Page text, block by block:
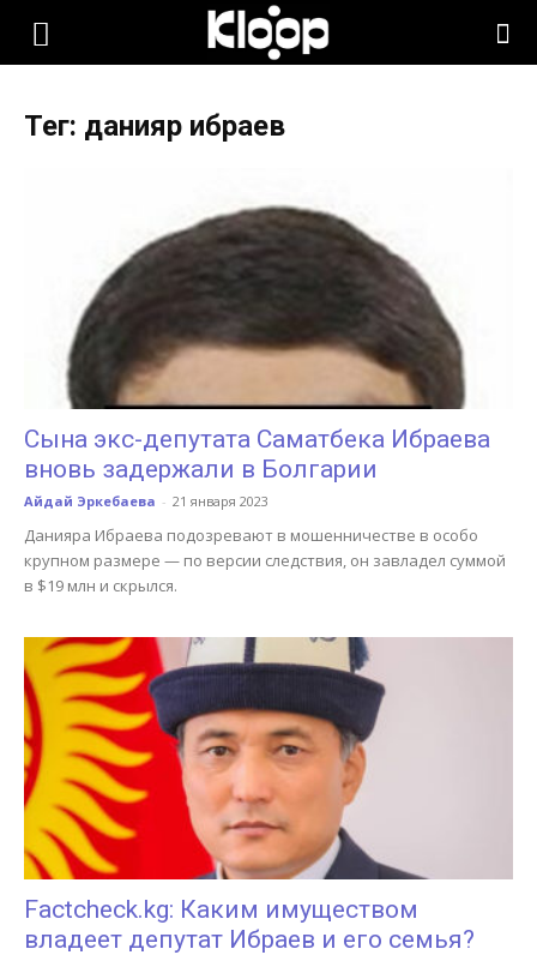
KLOOP.KG
Кыргызстана
Тег: данияр ибраев
Сына экс-депутата Саматбека Ибраева
вновь задержали в Болгарии
Айдай Эркебаева - 21 января 2023
Данияра Ибраева подозревают в мошенничестве в особо
крупном размере — по версии следствия, он завладел суммой
в $19 млн и скрылся.
Factcheck.kg: Каким имуществом
владеет депутат Ибраев и его семья?